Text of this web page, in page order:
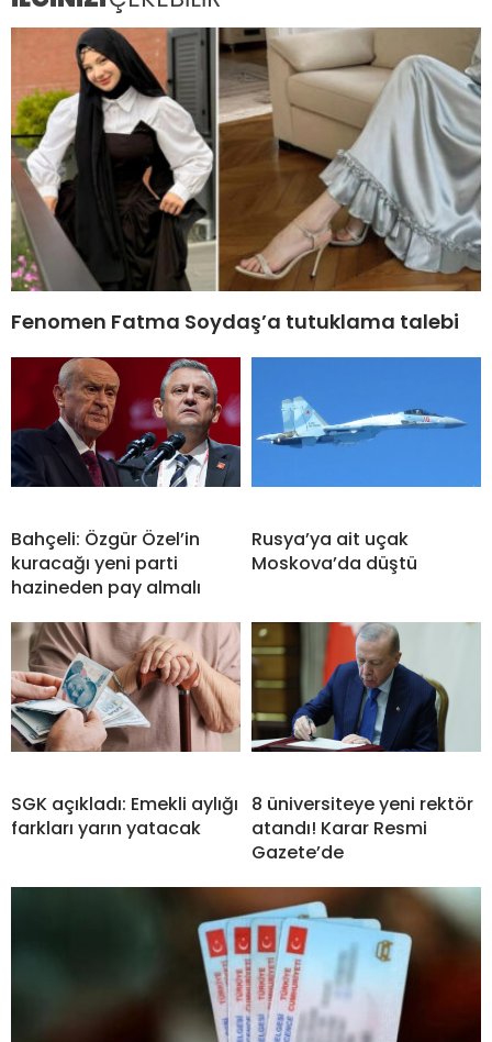
Fenomen Fatma Soydaş’a tutuklama talebi
Bahçeli: Özgür Özel’in
kuracağı yeni parti
hazineden pay almalı
Rusya’ya ait uçak
Moskova’da düştü
SGK açıkladı: Emekli aylığı
farkları yarın yatacak
8 üniversiteye yeni rektör
atandı! Karar Resmi
Gazete’de